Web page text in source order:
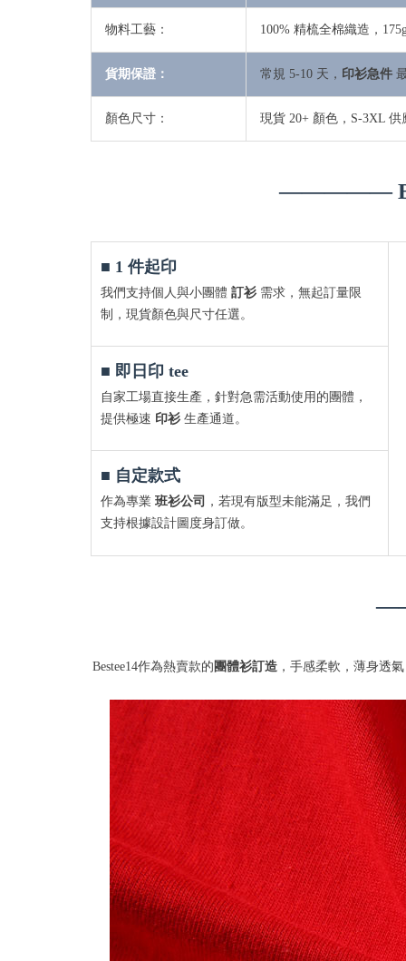
物料工藝： 100% 精梳全棉織造，
貨期保證： 常規 5-10 天， 印衫急件
顏色尺寸： 現貨 20+ 顏色，S-3XL
—————
■ 1 件起印
我們支持個人與小團體 訂衫 需求，無起訂量限
制，現貨顏色與尺寸任選。
■ 即日印 tee
自家工場直接生產，針對急需活動使用的團體，
提供極速 印衫 生產通道。
■ 自定款式
作為專業 班衫公司
，若現有版型未能滿足，我們
支持根據設計圖度身訂做。
Bestee14作為熱賣款的 團體衫訂造 ，手感柔軟，薄身透